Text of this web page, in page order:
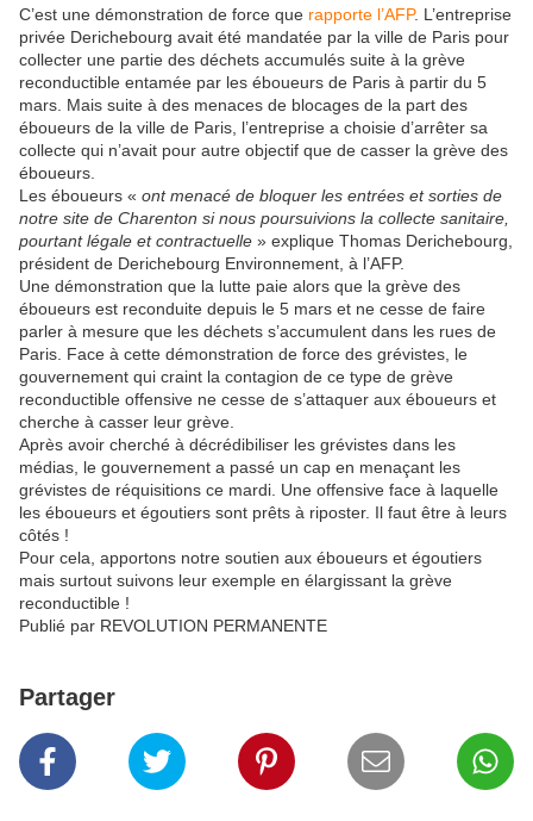
C’est une démonstration de force que rapporte l’AFP. L’entreprise
privée Derichebourg avait été mandatée par la ville de Paris pour
collecter une partie des déchets accumulés suite à la grève
reconductible entamée par les éboueurs de Paris à partir du 5
mars. Mais suite à des menaces de blocages de la part des
éboueurs de la ville de Paris, l’entreprise a choisie d’arrêter sa
collecte qui n’avait pour autre objectif que de casser la grève des
éboueurs.
Les éboueurs « ont menacé de bloquer les entrées et sorties de
notre site de Charenton si nous poursuivions la collecte sanitaire,
pourtant légale et contractuelle » explique Thomas Derichebourg,
président de Derichebourg Environnement, à l’AFP.
Une démonstration que la lutte paie alors que la grève des
éboueurs est reconduite depuis le 5 mars et ne cesse de faire
parler à mesure que les déchets s’accumulent dans les rues de
Paris. Face à cette démonstration de force des grévistes, le
gouvernement qui craint la contagion de ce type de grève
reconductible offensive ne cesse de s’attaquer aux éboueurs et
cherche à casser leur grève.
Après avoir cherché à décrédibiliser les grévistes dans les
médias, le gouvernement a passé un cap en menaçant les
grévistes de réquisitions ce mardi. Une offensive face à laquelle
les éboueurs et égoutiers sont prêts à riposter. Il faut être à leurs
côtés !
Pour cela, apportons notre soutien aux éboueurs et égoutiers
mais surtout suivons leur exemple en élargissant la grève
reconductible !
Publié par REVOLUTION PERMANENTE
Partager